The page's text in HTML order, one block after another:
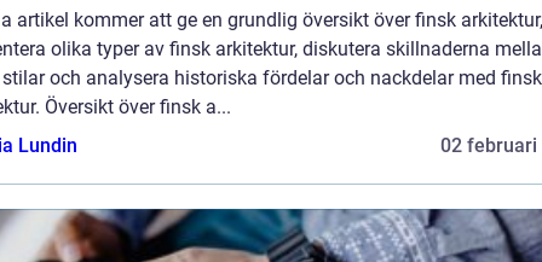
artikel kommer att ge en grundlig översikt över finsk arkitektur,
olika typer av finsk arkitektur, diskutera skillnaderna
och analysera historiska fördelar och nackdelar med finsk
Översikt över finsk a...
Lundin
02 februari